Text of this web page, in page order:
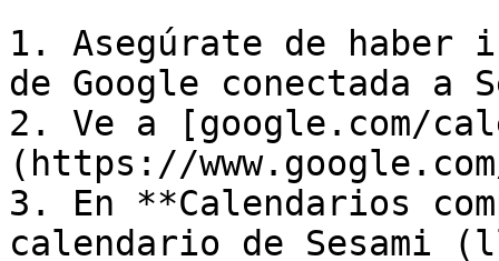
1. Asegúrate de haber
de Google conectada a
2. Ve a [google.com/
(https://
3. En **Calendarios
calendario de Sesami